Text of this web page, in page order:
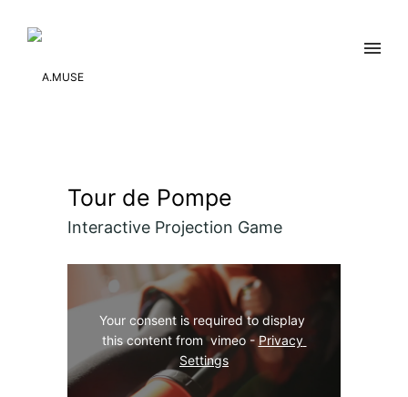
Tour de Pompe
Interactive Projection Game
Your consent is required to display
this content from  vimeo - Privacy
Settings